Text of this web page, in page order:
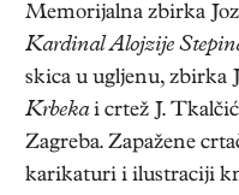
Memorijalna zbirka
Kardinal Alojzije
skica u ugljenu, zbirka
Krbekai crtež J.
Zagreba. Zapažene
karikaturi i ilustraciji